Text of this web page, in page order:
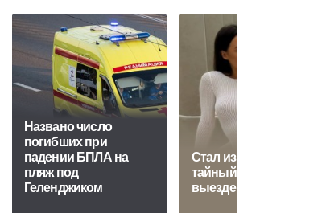
Названо число
погибших при
падении БПЛА на
пляж под
Геленджиком
Стал известен
тайный план Лерчек о
выезде из РФ